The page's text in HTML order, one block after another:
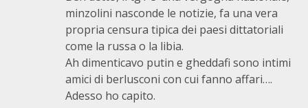
minzolini nasconde le notizie, fa una vera
propria censura tipica dei paesi dittatoriali
come la russa o la libia.
Ah dimenticavo putin e gheddafi sono intimi
amici di berlusconi con cui fanno affari….
Adesso ho capito.